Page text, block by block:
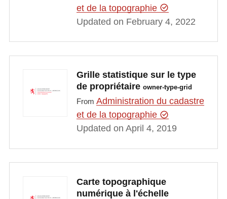
et de la topographie
Updated on February 4, 2022
Grille statistique sur le type
de propriétaire owner-type-grid
From Administration du cadastre
et de la topographie
Updated on April 4, 2019
Carte topographique
numérique à l'échelle